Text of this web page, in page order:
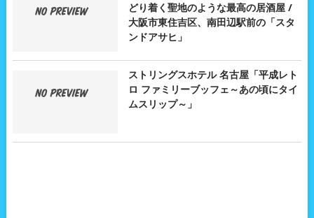
どり着く聖地のような最高の居酒屋 /
大阪市東住吉区、南田辺駅前の「スタ
ンドアサヒ」
ストリングスホテル 名古屋「平成レト
ロ ファミリーブッフェ～あの頃にタイ
ムスリップ～」